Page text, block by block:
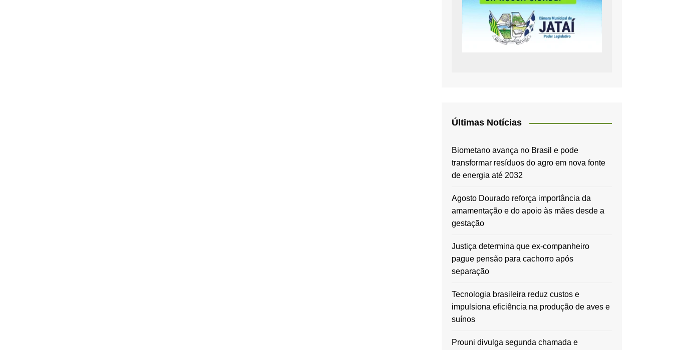
Últimas Notícias
Biometano avança no Brasil e pode
transformar resíduos do agro em nova fonte
de energia até 2032
Agosto Dourado reforça importância da
amamentação e do apoio às mães desde a
gestação
Justiça determina que ex-companheiro
pague pensão para cachorro após
separação
Tecnologia brasileira reduz custos e
impulsiona eficiência na produção de aves e
suínos
Prouni divulga segunda chamada e